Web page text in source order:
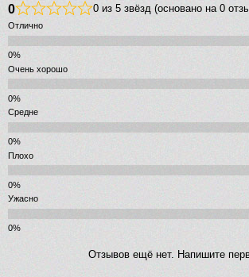
0 0 из 5 звёзд (основано на 0
Отлично
Очень хорошо
Средне
Плохо
Ужасно
Отзывов ещё нет. Напишите